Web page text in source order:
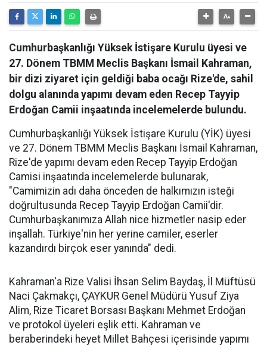
Cumhurbaşkanlığı Yüksek İstişare Kurulu üyesi ve
27. Dönem TBMM Meclis Başkanı İsmail Kahraman,
bir dizi ziyaret için geldiği baba ocağı Rize'de, sahil
dolgu alanında yapımı devam eden Recep Tayyip
Erdoğan Camii inşaatında incelemelerde bulundu.
Cumhurbaşkanlığı Yüksek İstişare Kurulu (YİK) üyesi
ve 27. Dönem TBMM Meclis Başkanı İsmail Kahraman,
Rize'de yapımı devam eden Recep Tayyip Erdoğan
Camisi inşaatında incelemelerde bulunarak,
"Camimizin adı daha önceden de halkımızın isteği
doğrultusunda Recep Tayyip Erdoğan Camii'dir.
Cumhurbaşkanımıza Allah nice hizmetler nasip eder
inşallah. Türkiye'nin her yerine camiler, eserler
kazandırdı birçok eser yanında" dedi.
Kahraman'a Rize Valisi İhsan Selim Baydaş, İl Müftüsü
Naci Çakmakçı, ÇAYKUR Genel Müdürü Yusuf Ziya
Alim, Rize Ticaret Borsası Başkanı Mehmet Erdoğan
ve protokol üyeleri eşlik etti. Kahraman ve
beraberindeki heyet Millet Bahçesi içerisinde yapımı